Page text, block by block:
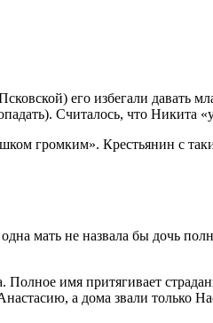
его избегали давать
Считалось, что Никита
громким». Крестьянин с
мать не назвала бы дочь
имя притягивает
а дома звали только